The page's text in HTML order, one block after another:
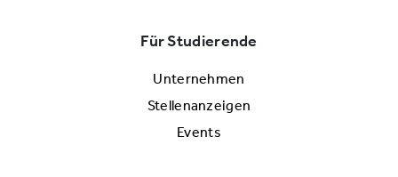
Für Studierende
Unternehmen
Stellenanzeigen
Events